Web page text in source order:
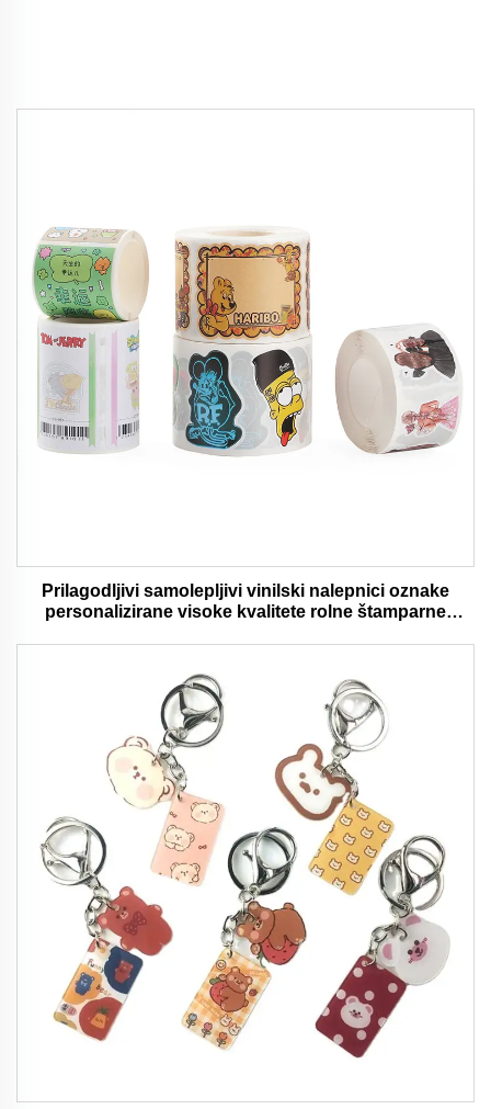
Prilagodljivi samolepljivi vinilski nalepnici oznake
personalizirane visoke kvalitete rolne štamparne